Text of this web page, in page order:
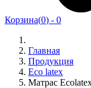
Корзина(0) - 0
Главная
Продукция
Eco latex
Матрас